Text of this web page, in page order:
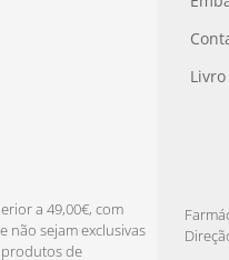
a 49,00€, com
não sejam exclusivas
de